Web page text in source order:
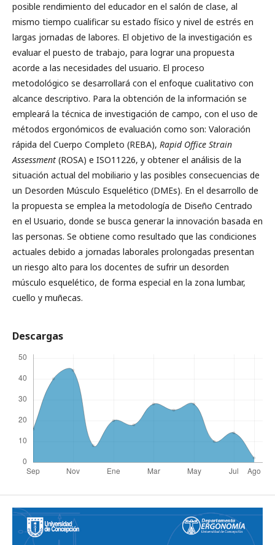
posible rendimiento del educador en el salón de clase, al
mismo tiempo cualificar su estado físico y nivel de estrés en
largas jornadas de labores. El objetivo de la investigación es
evaluar el puesto de trabajo, para lograr una propuesta
acorde a las necesidades del usuario. El proceso
metodológico se desarrollará con el enfoque cualitativo con
alcance descriptivo. Para la obtención de la información se
empleará la técnica de investigación de campo, con el uso de
métodos ergonómicos de evaluación como son: Valoración
rápida del Cuerpo Completo (REBA), Rapid Office Strain
Assessment (ROSA) e ISO11226, y obtener el análisis de la
situación actual del mobiliario y las posibles consecuencias de
un Desorden Músculo Esquelético (DMEs). En el desarrollo de
la propuesta se emplea la metodología de Diseño Centrado
en el Usuario, donde se busca generar la innovación basada en
las personas. Se obtiene como resultado que las condiciones
actuales debido a jornadas laborales prolongadas presentan
un riesgo alto para los docentes de sufrir un desorden
músculo esquelético, de forma especial en la zona lumbar,
cuello y muñecas.
Descargas